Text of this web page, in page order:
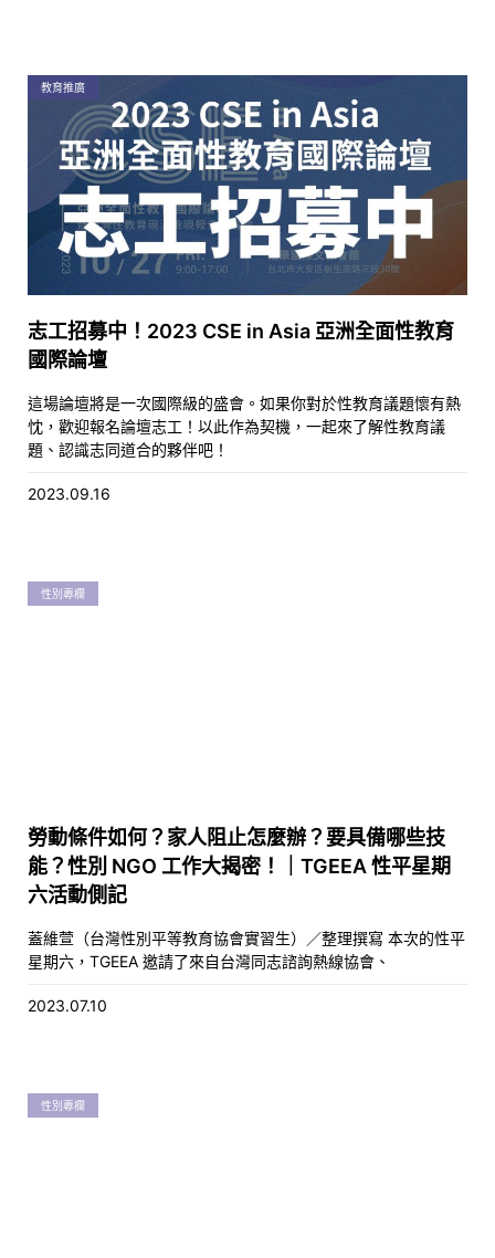
教育推廣
志工招募中！2023 CSE in Asia 亞洲全面性教育
國際論壇
這場論壇將是一次國際級的盛會。如果你對於性教育議題懷有熱
忱，歡迎報名論壇志工！以此作為契機，一起來了解性教育議
題、認識志同道合的夥伴吧！
2023.09.16
性別專欄
勞動條件如何？家人阻止怎麼辦？要具備哪些技
能？性別 NGO 工作大揭密！｜TGEEA 性平星期
六活動側記
蓋維萱（台灣性別平等教育協會實習生）／整理撰寫 本次的性平
星期六，TGEEA 邀請了來自台灣同志諮詢熱線協會、
2023.07.10
性別專欄